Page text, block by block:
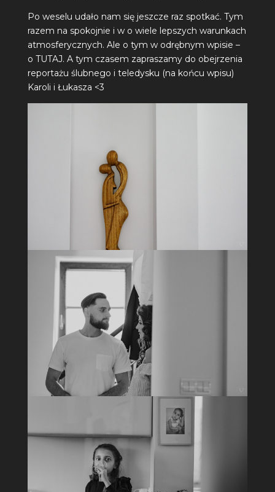
Po weselu udało nam się jeszcze raz spotkać. Tym
razem na spokojnie i w o wiele lepszych warunkach
atmosferycznych. Ale o tym w odrębnym wpisie –
o TUTAJ. A tym czasem zapraszamy do obejrzenia
reportażu ślubnego i teledysku (na końcu wpisu)
Karoli i Łukasza <3